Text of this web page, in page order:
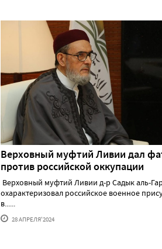
Верховный муфтий Ливии дал
против российской оккупации
Верховный муфтий Ливии д-р Садык аль-
охарактеризовал российское военное
в......
28 АПРЕЛЯ'2024